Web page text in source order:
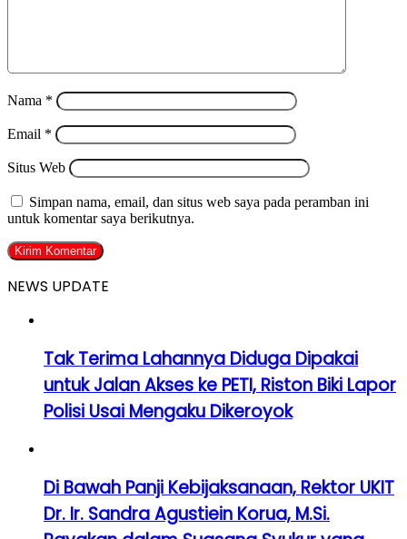
Nama *
Email *
Situs Web
Simpan nama, email, dan situs web saya pada peramban ini
untuk komentar saya berikutnya.
NEWS UPDATE
Tak Terima Lahannya Diduga Dipakai
untuk Jalan Akses ke PETI, Riston Biki Lapor
Polisi Usai Mengaku Dikeroyok
Di Bawah Panji Kebijaksanaan, Rektor UKIT
Dr. Ir. Sandra Agustiein Korua, M.Si.